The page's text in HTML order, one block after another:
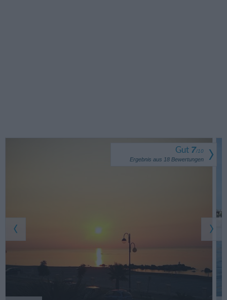
Gut 7/10
Ergebnis aus 18 Bewertungen